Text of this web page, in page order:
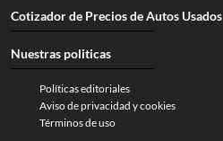
Cotizador de Precios de Autos Usados
Nuestras politicas
Políticas editoriales
Aviso de privacidad y cookies
Términos de uso